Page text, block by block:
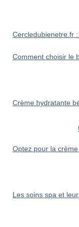
Cercledubienetre.fr
Comment choisir le
Crème hydratante
Optez pour la
Les soins spa et